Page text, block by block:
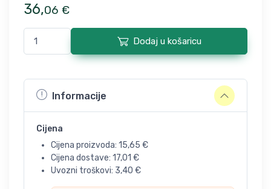
36,06 €
Dodaj u košaricu
Informacije
Cijena
Cijena proizvoda: 15,65 €
Cijena dostave: 17,01 €
Uvozni troškovi: 3,40 €